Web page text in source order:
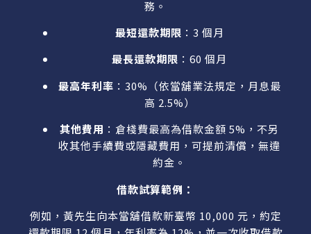
務。
最短還款期限 ：3 個月
最長還款期限 ：60 個月
最高年利率 ：30%（依當舖業法規定，月息最
高 2.5%）
其他費用 ：倉棧費最高為借款金額 5%，不另
收其他手續費或隱藏費用，可提前清償，無違
約金。
借款試算範例：
例如，黃先生向本當舖借款新臺幣 10,000 元，約定